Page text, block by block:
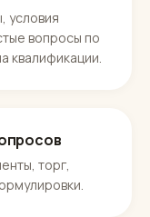
условия
вопросы по
квалификации.
торг,